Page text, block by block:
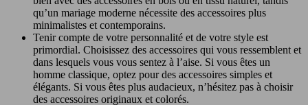
qu’un mariage moderne nécessite des accessoires plus
minimalistes et contemporains.
Tenir compte de votre personnalité et de votre style est
primordial. Choisissez des accessoires qui vous ressemblent et
dans lesquels vous vous sentez à l’aise. Si vous êtes un
homme classique, optez pour des accessoires simples et
élégants. Si vous êtes plus audacieux, n’hésitez pas à choisir
des accessoires originaux et colorés.